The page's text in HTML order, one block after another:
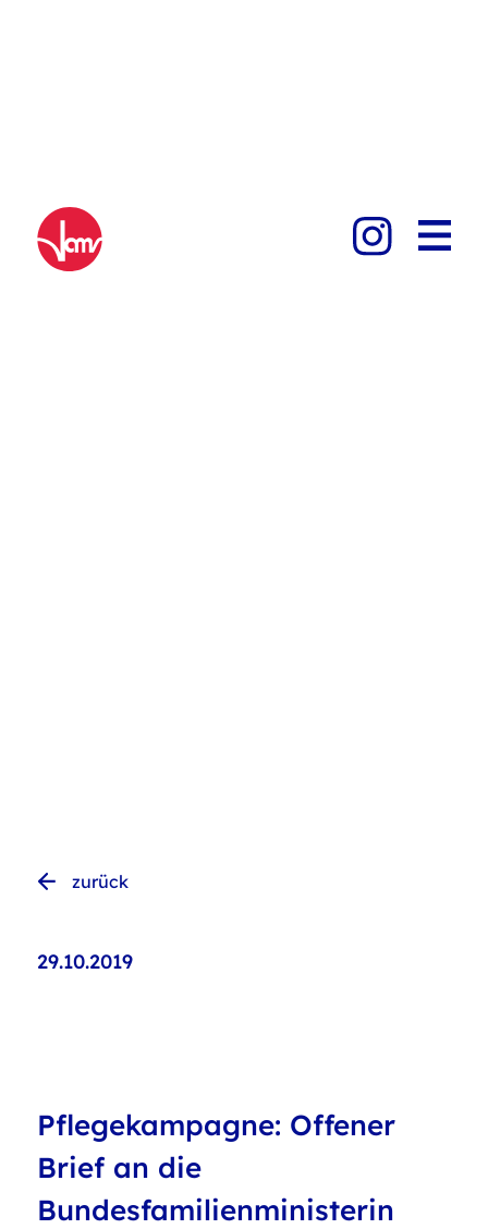
zurück
29.10.2019
Pflegekampagne: Offener
Brief an die
Bundesfamilienministerin